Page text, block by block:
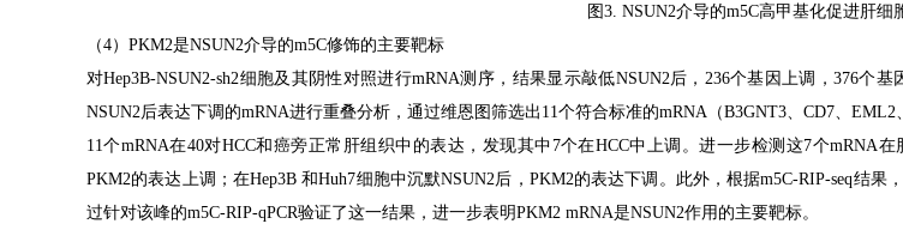
图 3. NSUN2介导的m5C高甲基化促进肝细
（4） PKM2是NSUN2介导的m5C修饰的主要靶标
对Hep3B-NSUN2-sh2细胞及其阴性对照进行mRNA测序，结果显示敲低NSUN2后， 236个基因上调， 376个基
NSUN2后表达下调的mRNA进行重叠分析，通过维恩图筛选出 11个符合标准的mRNA （B3GNT3、 CD7、 EML2、
11个mRNA在40对HCC和癌旁正常肝组织中的表达，发现其中 7个在HCC中上调。进一步检测这7个mRNA在
PKM2的表达上调；在Hep3B和Huh7细胞中沉默NSUN2后， PKM2的表达下调。此外，根据m5C-RIP-seq结果
过针对该峰的m5C-RIP-qPCR验证了这一结果，进一步表明PKM2 mRNA是NSUN2作用的主要靶标。